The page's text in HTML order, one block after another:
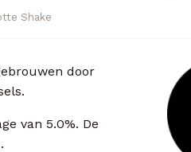
Shake
door
van 5.0%. De
.